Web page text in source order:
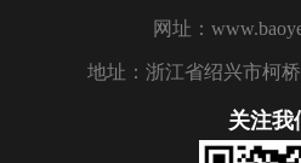
网址：
地址：浙江省绍兴市柯
关注我